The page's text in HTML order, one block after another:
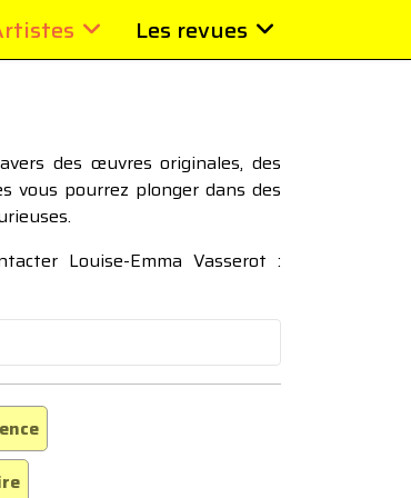
Les revues
des œuvres originales, des
vous pourrez plonger dans des
Louise-Emma Vasserot :